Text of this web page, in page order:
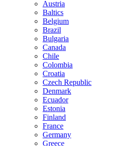
Austria
Baltics
Belgium
Brazil
Bulgaria
Canada
Chile
Colombia
Croatia
Czech Republic
Denmark
Ecuador
Estonia
Finland
France
Germany
Greece